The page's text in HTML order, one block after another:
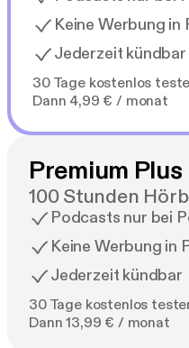
Keine Werbung
Jederzeit kündbar
30 Tage kostenlos
Dann 4,99 € / monat
Premium Plus
100 Stunden
Podcasts nur bei
Keine Werbung in
Jederzeit kündbar
30 Tage kostenlos
Dann 13,99 € / monat